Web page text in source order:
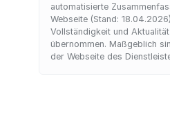
automatisierte
Webseite (Stand:
Vollständigkeit und
übernommen. Maßgeblich
der Webseite des